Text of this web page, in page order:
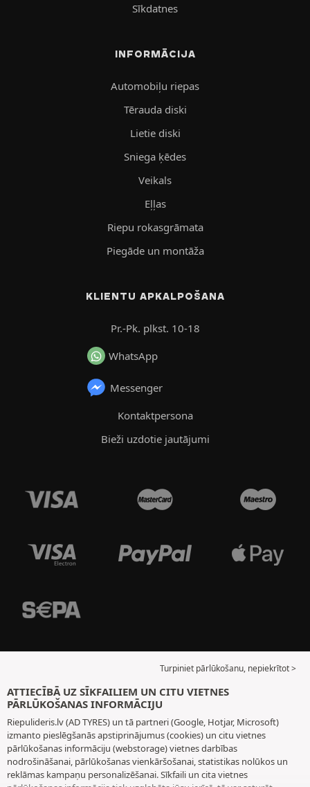
Sīkdatnes
INFORMĀCIJA
Automobiļu riepas
Tērauda diski
Lietie diski
Sniega ķēdes
Veikals
Eļļas
Riepu rokasgrāmata
Piegāde un montāža
KLIENTU APKALPOŠANA
Pr.-Pk. plkst. 10-18
WhatsApp
Messenger
Kontaktpersona
Bieži uzdotie jautājumi
Turpiniet pārlūkošanu, nepiekrītot >
ATTIECĪBĀ UZ SĪKFAILIEM UN CITU VIETNES
PĀRLŪKOŠANAS INFORMĀCIJU
Riepulideris.lv (AD TYRES) un tā partneri (Google, Hotjar, Microsoft)
izmanto pieslēgšanās apstiprinājumus (cookies) un citu vietnes
pārlūkošanas informāciju (webstorage) vietnes darbības
nodrošināšanai, pārlūkošanas vienkāršošanai, statistikas nolūkos un
reklāmas kampaņu personalizēšanai. Sīkfaili un cita vietnes